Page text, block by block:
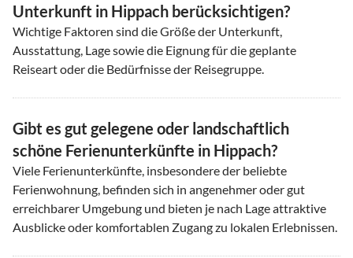
Unterkunft in Hippach berücksichtigen?
Wichtige Faktoren sind die Größe der Unterkunft,
Ausstattung, Lage sowie die Eignung für die geplante
Reiseart oder die Bedürfnisse der Reisegruppe.
Gibt es gut gelegene oder landschaftlich
schöne Ferienunterkünfte in Hippach?
Viele Ferienunterkünfte, insbesondere der beliebte
Ferienwohnung, befinden sich in angenehmer oder gut
erreichbarer Umgebung und bieten je nach Lage attraktive
Ausblicke oder komfortablen Zugang zu lokalen Erlebnissen.